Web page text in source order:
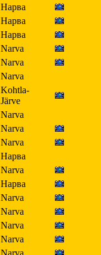
Нарва
Нарва
Нарва
Narva
Narva
Narva
Kohtla-
Järve
Narva
Narva
Narva
Нарва
Narva
Нарва
Narva
Narva
Narva
Narva
Narva